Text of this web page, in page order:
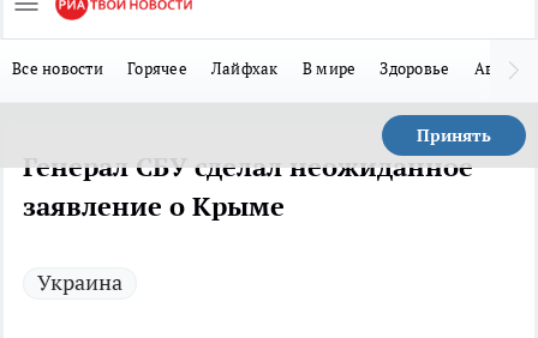
Все новости Горячее Лайфхак В мире Здоровье Авто
Принять
Генерал СБУ сделал неожиданное
заявление о Крыме
Украина